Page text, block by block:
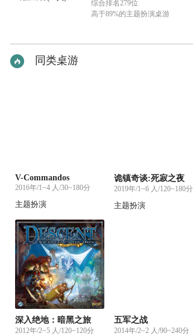
综合排名279位
高于89%的主题扮演桌游
同类桌游
V-Commandos
2016年/1~4 人/30~180分
主题扮演
诡镇奇谈:死寂之夜
2019年/1~6 人/120~180分
主题扮演
深入绝地：暗黑之旅
2012年/2~5 人/120~120分
五军之战
2014年/2~2 人/90~240分